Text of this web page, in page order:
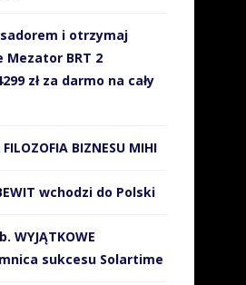
i otrzymaj
Mezator BRT 2
zł za darmo na cały
FILOZOFIA BIZNESU MIHI
wchodzi do Polski
WYJĄTKOWE
sukcesu Solartime